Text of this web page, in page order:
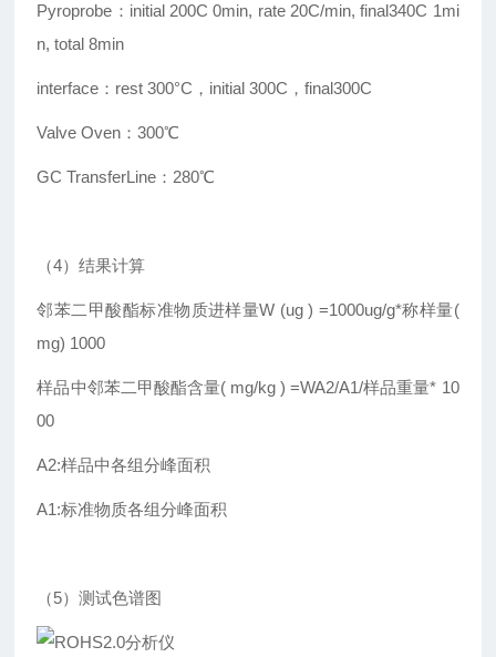
Pyroprobe：initial 200C 0min, rate 20C/min, final340C 1mi
n, total 8min
interface：rest 300°C，initial 300C，final300C
Valve Oven：300℃
GC TransferLine：280℃
（4）结果计算
邻苯二甲酸酯标准物质进样量W (ug ) =1000ug/g*称样量(
mg) 1000
样品中邻苯二甲酸酯含量( mg/kg ) =WA2/A1/样品重量* 10
00
A2:样品中各组分峰面积
A1:标准物质各组分峰面积
（5）测试色谱图